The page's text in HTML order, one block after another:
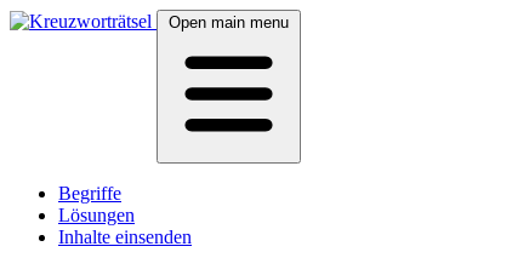
Open main menu
Begriffe
Lösungen
Inhalte einsenden